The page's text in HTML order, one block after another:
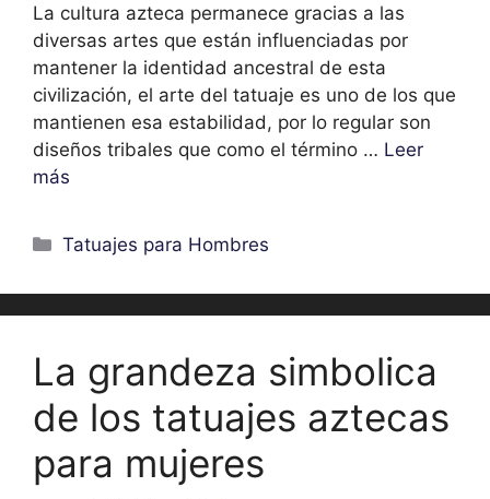
La cultura azteca permanece gracias a las
diversas artes que están influenciadas por
mantener la identidad ancestral de esta
civilización, el arte del tatuaje es uno de los que
mantienen esa estabilidad, por lo regular son
diseños tribales que como el término … Leer
más
Categorías
Tatuajes para Hombres
La grandeza simbolica
de los tatuajes aztecas
para mujeres